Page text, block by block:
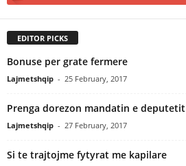
EDITOR PICKS
Bonuse per grate fermere
Lajmetshqip - 25 February, 2017
Prenga dorezon mandatin e deputetit
Lajmetshqip - 27 February, 2017
Si te trajtojme fytyrat me kapilare